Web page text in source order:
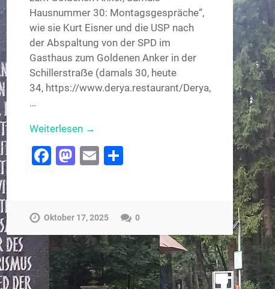
Hausnummer 30: Montagsgespräche“,
wie sie Kurt Eisner und die USP nach
der Abspaltung von der SPD im
Gasthaus zum Goldenen Anker in der
Schillerstraẞe (damals 30, heute
34, https://www.derya.restaurant/Derya,
…
Weiterlesen →
Facebook
Mastodon
Email
Oktober 17, 2025 0